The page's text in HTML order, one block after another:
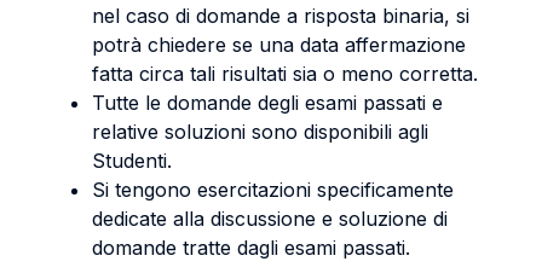
nel caso di domande a risposta binaria, si
potrà chiedere se una data affermazione
fatta circa tali risultati sia o meno corretta.
Tutte le domande degli esami passati e
relative soluzioni sono disponibili agli
Studenti.
Si tengono esercitazioni specificamente
dedicate alla discussione e soluzione di
domande tratte dagli esami passati.